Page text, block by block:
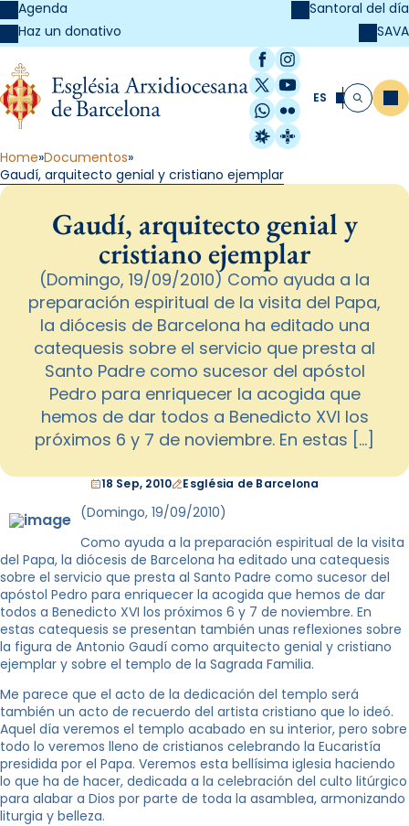
Agenda
Haz un donativo
Santoral del día
SAVA
Facebook
Instagram
X / Twitter
YouTube
WhatsApp
Flickr
Radio Estel
Catalunya
ES Buscar
Home Documentos
Gaudí, arquitecto genial y cristiano ejemplar
Gaudí, arquitecto genial y
cristiano ejemplar
(Domingo, 19/09/2010) Como ayuda a la
preparación espiritual de la visita del Papa,
la diócesis de Barcelona ha editado una
catequesis sobre el servicio que presta al
Santo Padre como sucesor del apóstol
Pedro para enriquecer la acogida que
hemos de dar todos a Benedicto XVI los
próximos 6 y 7 de noviembre. En estas […]
18 Sep, 2010 Església de Barcelona
(Domingo, 19/09/2010)
Como ayuda a la preparación espiritual de la visita
del Papa, la diócesis de Barcelona ha editado una catequesis
sobre el servicio que presta al Santo Padre como sucesor del
apóstol Pedro para enriquecer la acogida que hemos de dar
todos a Benedicto XVI los próximos 6 y 7 de noviembre. En
estas catequesis se presentan también unas reflexiones sobre
la figura de Antonio Gaudí como arquitecto genial y cristiano
ejemplar y sobre el templo de la Sagrada Familia.
Me parece que el acto de la dedicación del templo será
también un acto de recuerdo del artista cristiano que lo ideó.
Aquel día veremos el templo acabado en su interior, pero sobre
todo lo veremos lleno de cristianos celebrando la Eucaristía
presidida por el Papa. Veremos esta bellísima iglesia haciendo
lo que ha de hacer, dedicada a la celebración del culto litúrgico
para alabar a Dios por parte de toda la asamblea, armonizando
liturgia y belleza.